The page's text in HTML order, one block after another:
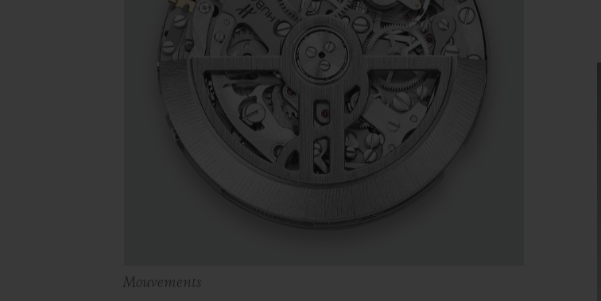
Mouvements